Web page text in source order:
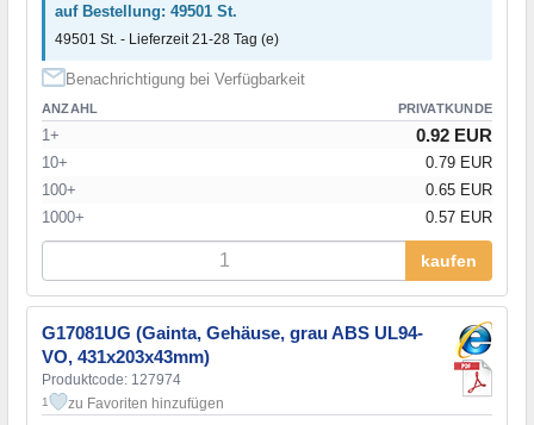
auf Bestellung: 49501 St.
49501 St. - Lieferzeit 21-28 Tag (e)
Benachrichtigung bei Verfügbarkeit
ANZAHL PRIVATKUNDE
1+ 0.92 EUR
10+
0.79 EUR
100+
0.65 EUR
1000+
0.57 EUR
kaufen
G17081UG (Gainta, Gehäuse, grau ABS UL94-
VO, 431x203x43mm)
Produktcode: 127974
1 zu Favoriten hinzufügen